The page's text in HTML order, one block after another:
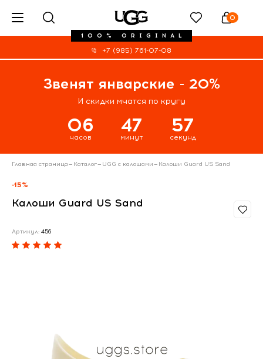
100% ORIGINAL
0
+7 (985) 761-07-08
Звенят январские - 20%
И скидки мчатся по кругу
06
часов
47
минут
57
секунд
Главная страница— Каталог— UGG с калошами— Калоши Guard US Sand
-15%
Калоши Guard US Sand
Артикул: 456